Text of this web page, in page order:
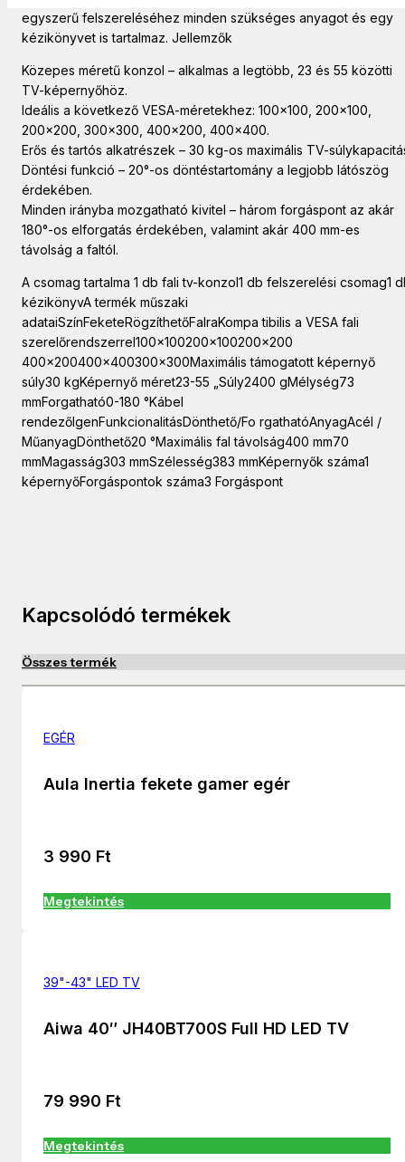
egyszerű felszereléséhez minden szükséges anyagot és egy
kézikönyvet is tartalmaz. Jellemzők
Közepes méretű konzol – alkalmas a legtöbb, 23 és 55 közötti
TV-képernyőhöz.
Ideális a következő VESA-méretekhez: 100×100, 200×100,
200×200, 300×300, 400×200, 400×400.
Erős és tartós alkatrészek – 30 kg-os maximális TV-
Döntési funkció – 20°-os döntéstartomány a legjobb látószög
érdekében.
Minden irányba mozgatható kivitel – három forgáspont az akár
180°-os elforgatás érdekében, valamint akár 400 mm-es
távolság a faltól.
A csomag tartalma 1 db fali tv-konzol1 db felszerelési csomag1
kézikönyvA termék műszaki
adataiSzínFeketeRögzíthetőFalraKompa tibilis a VESA fali
szerelőrendszerrel100x100200x100200x200
400x200400x400300x300Maximális támogatott képernyő
súly30 kgKépernyő méret23-55 „Súly2400 gMélység73
mmForgatható0-180 °Kábel
rendezőIgenFunkcionalitásDönthető/Fo rgathatóAnyagAcél /
MűanyagDönthető20 °Maximális fal távolság400 mm70
mmMagasság303 mmSzélesség383 mmKépernyők száma1
képernyőForgáspontok száma3 Forgáspont
Kapcsolódó termékek
Összes termék
EGÉR
Aula Inertia fekete gamer egér
3 990 Ft
Megtekintés
39"-43" LED TV
Aiwa 40″ JH40BT700S Full HD LED TV
79 990 Ft
Megtekintés